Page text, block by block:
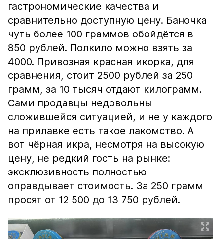
гастрономические качества и
сравнительно доступную цену. Баночка
чуть более 100 граммов обойдётся в
850 рублей. Полкило можно взять за
4000. Привозная красная икорка, для
сравнения, стоит 2500 рублей за 250
грамм, за 10 тысяч отдают килограмм.
Сами продавцы недовольны
сложившейся ситуацией, и не у каждого
на прилавке есть такое лакомство. А
вот чёрная икра, несмотря на высокую
цену, не редкий гость на рынке:
эксклюзивность полностью
оправдывает стоимость. За 250 грамм
просят от 12 500 до 13 750 рублей.